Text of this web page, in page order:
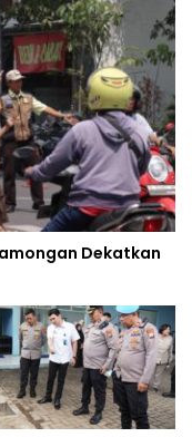
Dekatkan